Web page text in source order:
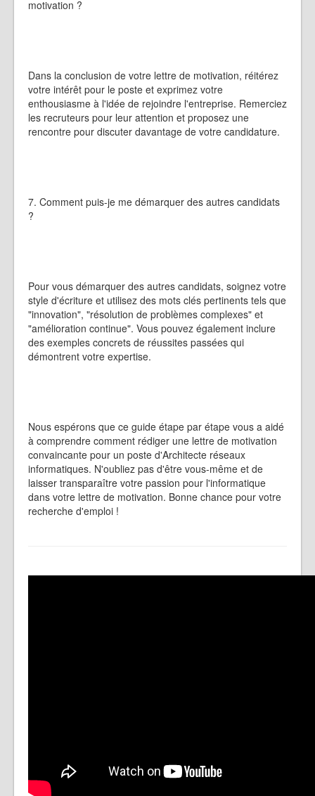
motivation ?
Dans la conclusion de votre lettre de motivation, réitérez
votre intérêt pour le poste et exprimez votre
enthousiasme à l'idée de rejoindre l'entreprise. Remerciez
les recruteurs pour leur attention et proposez une
rencontre pour discuter davantage de votre candidature.
7. Comment puis-je me démarquer des autres candidats
?
Pour vous démarquer des autres candidats, soignez votre
style d'écriture et utilisez des mots clés pertinents tels que
"innovation", "résolution de problèmes complexes" et
"amélioration continue". Vous pouvez également inclure
des exemples concrets de réussites passées qui
démontrent votre expertise.
Nous espérons que ce guide étape par étape vous a aidé
à comprendre comment rédiger une lettre de motivation
convaincante pour un poste d'Architecte réseaux
informatiques. N'oubliez pas d'être vous-même et de
laisser transparaître votre passion pour l'informatique
dans votre lettre de motivation. Bonne chance pour votre
recherche d'emploi !